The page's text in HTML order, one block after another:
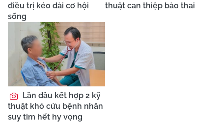
điều trị kéo dài cơ hội
sống
thuật can thiệp bào thai
Lần đầu kết hợp 2 kỹ
thuật khó cứu bệnh nhân
suy tim hết hy vọng